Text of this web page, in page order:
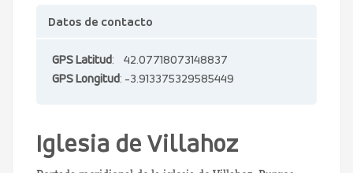
Datos de contacto
GPS Latitud: 42.07718073148837
GPS Longitud: -3.913375329585449
Iglesia de Villahoz